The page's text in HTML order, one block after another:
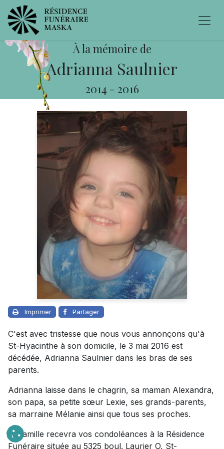
À la mémoire de
Adrianna Saulnier
2014 - 2016
Imprimer Partager
C'est avec tristesse que nous vous annonçons qu'à
St-Hyacinthe à son domicile, le 3 mai 2016 est
décédée, Adrianna Saulnier dans les bras de ses
parents.
Adrianna laisse dans le chagrin, sa maman Alexandra,
son papa, sa petite sœur Lexie, ses grands-parents,
sa marraine Mélanie ainsi que tous ses proches.
La famille recevra vos condoléances à la Résidence
Funéraire située au 5325 boul. Laurier O, St-